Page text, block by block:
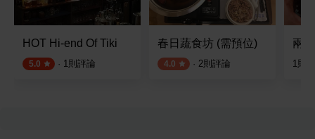
HOT Hi-end Of Tiki
5.0 · 1則評論
春日蔬食坊 (需預位)
4.0 · 2則評論
兩
1則